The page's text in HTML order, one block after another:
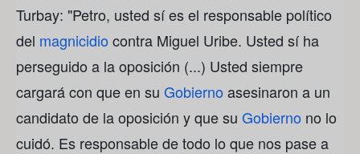
Turbay: "Petro, usted sí es el responsable político
del magnicidio contra Miguel Uribe. Usted sí ha
perseguido a la oposición (...) Usted siempre
cargará con que en su Gobierno asesinaron a un
candidato de la oposición y que su Gobierno no lo
cuidó. Es responsable de todo lo que nos pase a